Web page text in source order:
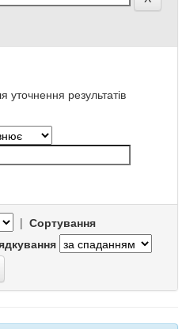
уточнення результатів
| Сортування